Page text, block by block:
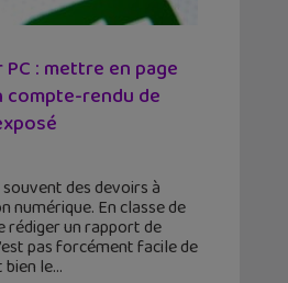
: mettre en page
compte-rendu de
des devoirs à
numérique. En classe de
rédiger un rapport de
pas forcément facile de
le